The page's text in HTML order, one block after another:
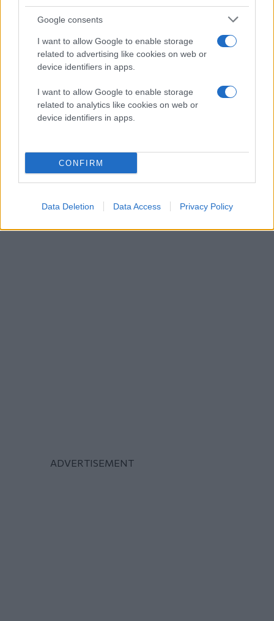
Google consents
I want to allow Google to enable storage
related to advertising like cookies on web or
device identifiers in apps.
I want to allow Google to enable storage
related to analytics like cookies on web or
device identifiers in apps.
CONFIRM
Data Deletion Data Access Privacy Policy